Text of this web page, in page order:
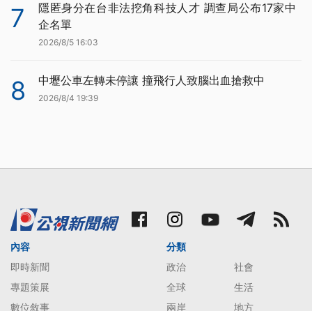
7
隱匿身分在台非法挖角科技人才 調查局公布17家中
企名單
2026/8/5 16:03
8 中壢公車左轉未停讓 撞飛行人致腦出血搶救中
2026/8/4 19:39
內容
即時新聞
專題策展
數位敘事
分類
政治
社會
全球
生活
兩岸
地方